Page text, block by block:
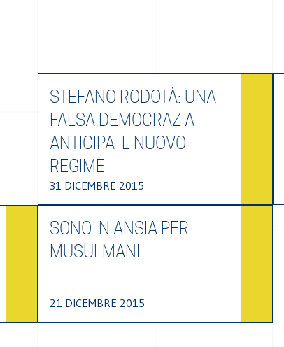
STEFANO RODOTÀ: UNA
FALSA DEMOCRAZIA
ANTICIPA IL NUOVO
REGIME
31 DICEMBRE 2015
SONO IN ANSIA PER I
MUSULMANI
21 DICEMBRE 2015